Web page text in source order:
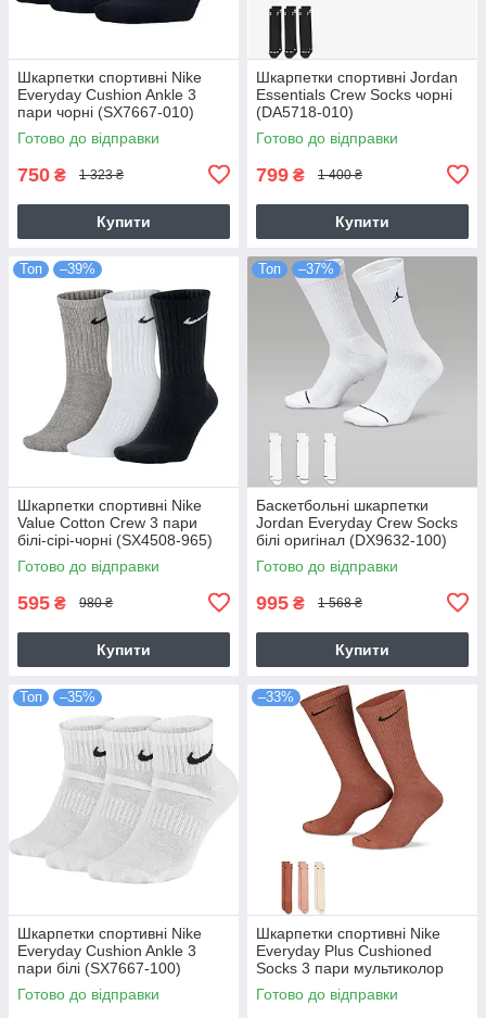
Шкарпетки спортивні Nike
Everyday Cushion Ankle 3
пари чорні (SX7667-010)
Готово до відправки
750 ₴ 1 323 ₴
Купити
Шкарпетки спортивні Jordan
Essentials Crew Socks чорні
(DA5718-010)
Готово до відправки
799 ₴ 1 400 ₴
Купити
Топ –39%
Шкарпетки спортивні Nike
Value Cotton Crew 3 пари
білі-сірі-чорні (SX4508-965)
Готово до відправки
595 ₴ 980 ₴
Купити
Топ –37%
Баскетбольні шкарпетки
Jordan Everyday Crew Socks
білі оригінал (DX9632-100)
Готово до відправки
995 ₴ 1 568 ₴
Купити
Топ –35%
Шкарпетки спортивні Nike
Everyday Cushion Ankle 3
пари білі (SX7667-100)
Готово до відправки
–33%
Шкарпетки спортивні Nike
Everyday Plus Cushioned
Socks 3 пари мультиколор
(SX6888-914)
Готово до відправки